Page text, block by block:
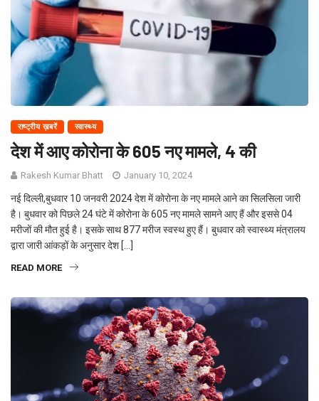
राष्ट्रीय ख़बरें स्वास्थ्य
देश में आए कोरोना के 605 नए मामले, 4 की
Rakesh Kumar Bhatt January 10, 2024
नई दिल्ली,बुधवार 10 जनवरी 2024 देश में कोरोना के नए मामले आने का सिलसिला जारी
है। बुधवार को पिछले 24 घंटे में कोरोना के 605 नए मामले सामने आए हैं और इससे 04
मरीजों की मौत हुई है। इसके साथ 877 मरीज स्वस्थ हुए हैं। बुधवार को स्वास्थ्य मंत्रालय
द्वारा जारी आंकड़ों के अनुसार देश […]
READ MORE